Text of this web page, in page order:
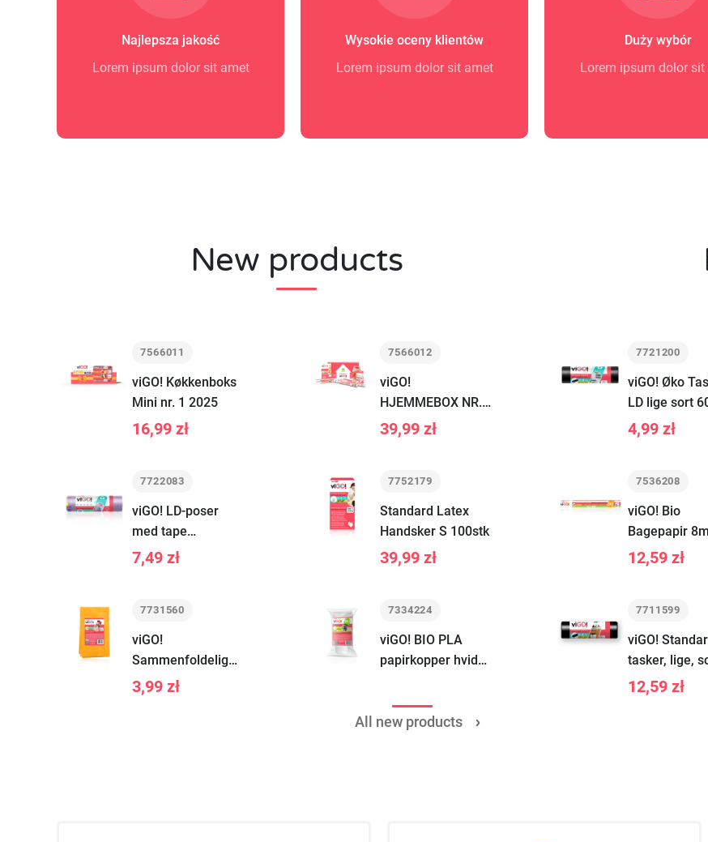
Najlepsza jakość
Lorem ipsum dolor sit amet
Wysokie oceny klientów
Lorem ipsum dolor sit amet
Duży wybór
Lorem ipsum dolor sit
New products
7566011
viGO! Køkkenboks
Mini nr. 1 2025
16,99 zł
7566012
viGO!
HJEMMEBOX NR.
1 2025
39,99 zł
7722083
viGO! LD-poser
med tape
LAWENDA 35L 12
stk.
7,49 zł
7752179
Standard Latex
Handsker S 100stk
39,99 zł
7731560
viGO!
Sammenfoldelig
gulvdug 1 stk
3,99 zł
7334224
viGO! BIO PLA
papirkopper hvid
All new products
7721200
viGO! Øko
LD lige sort
stk
4,99 zł
7536208
viGO! Bio
Bagepapir 8m
12,59 zł
7711599
viGO!
tasker, lige,
60L, 50 stk
12,59 zł